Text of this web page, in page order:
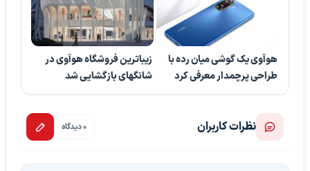
هوآوی یک گوشی میان رده با
طراحی پرچمدار معرفی کرد
زیباترین فروشگاه هوآوی در
شانگهای بازگشایی شد
نظرات کاربران 0 دیدگاه